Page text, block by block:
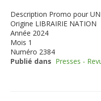
Description Promo pour
Origine LIBRAIRIE NATION
Année 2024
Mois 1
Numéro 2384
Publié dans Presses -